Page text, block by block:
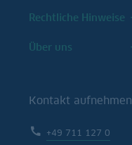
Rechtliche Hinweise
Über uns
Kontakt aufnehmen
+49 711 127 0